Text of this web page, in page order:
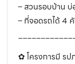
– สวนรอบบ้าน บ่
– ที่จอดรถได้ 4
✿ โครงการมี รป